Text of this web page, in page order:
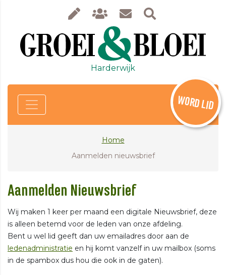
Harderwijk
WORD LID
Home
Aanmelden nieuwsbrief
Aanmelden Nieuwsbrief
Wij maken 1 keer per maand een digitale Nieuwsbrief, deze
is alleen betemd voor de leden van onze afdeling.
Bent u wel lid geeft dan uw emailadres door aan de
ledenadministratie en hij komt vanzelf in uw mailbox (soms
in de spambox dus hou die ook in de gaten).